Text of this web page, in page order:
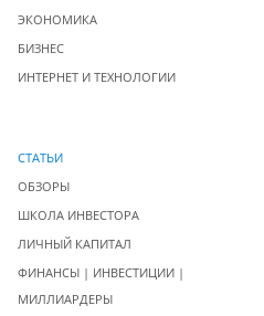
ЭКОНОМИКА
БИЗНЕС
ИНТЕРНЕТ И ТЕХНОЛОГИИ
СТАТЬИ
ОБЗОРЫ
ШКОЛА ИНВЕСТОРА
ЛИЧНЫЙ КАПИТАЛ
ФИНАНСЫ | ИНВЕСТИЦИИ |
МИЛЛИАРДЕРЫ